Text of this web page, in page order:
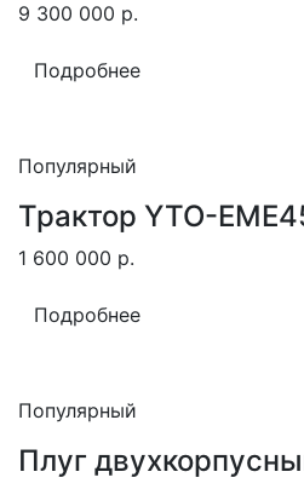
9 300 000 р.
Подробнее
Популярный
Трактор YTO-
1 600 000 р.
Подробнее
Популярный
Плуг